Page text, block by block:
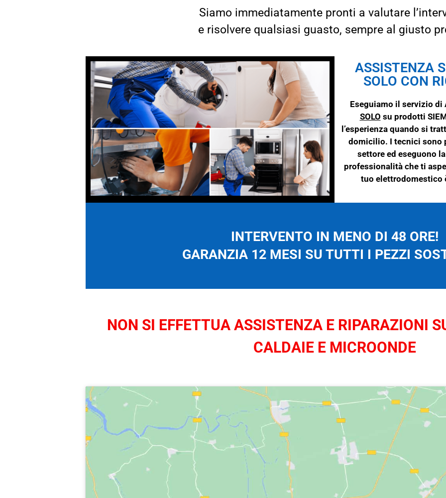
Siamo immediatamente pronti a valutare
e risolvere qualsiasi guasto, sempre al giusto
ASSISTENZA
SOLO CON
Eseguiamo il servizio di
SOLO su prodotti
l’esperienza quando si
domicilio. I tecnici sono
settore ed eseguono
professionalità che ti
tuo elettrodomestico
INTERVENTO IN MENO DI 48 ORE!
GARANZIA 12 MESI SU TUTTI I PEZZI
NON SI EFFETTUA ASSISTENZA E RIPARAZIONI
CALDAIE E MICROONDE